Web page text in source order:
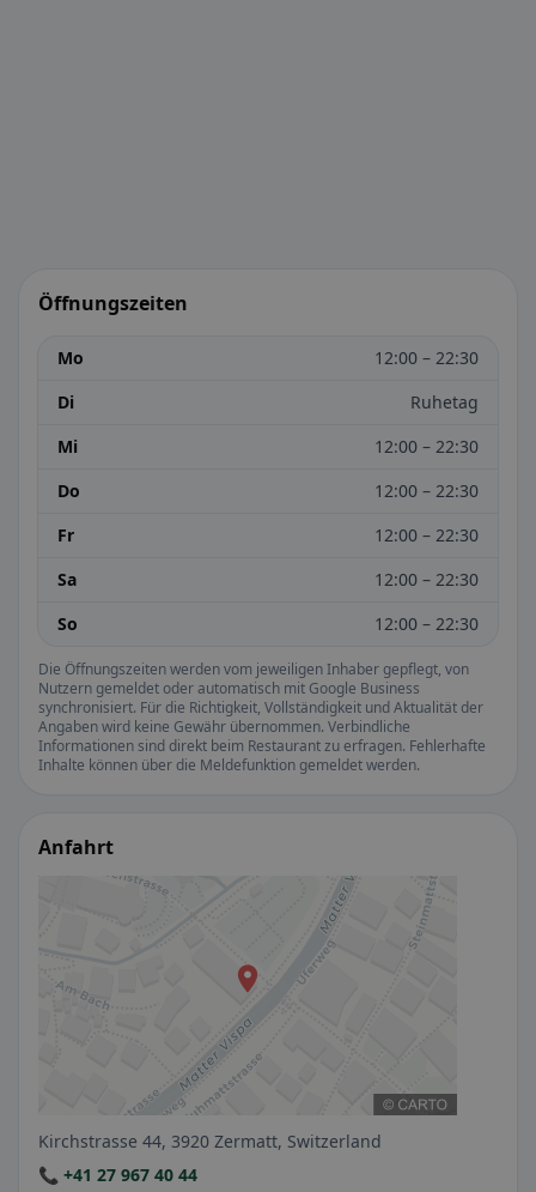
Öffnungszeiten
Mo
12:00 – 22:30
Di
Ruhetag
Mi
12:00 – 22:30
Do
12:00 – 22:30
Fr
12:00 – 22:30
Sa
12:00 – 22:30
So
12:00 – 22:30
Die Öffnungszeiten werden vom jeweiligen Inhaber gepflegt, von
Nutzern gemeldet oder automatisch mit Google Business
synchronisiert. Für die Richtigkeit, Vollständigkeit und Aktualität der
Angaben wird keine Gewähr übernommen. Verbindliche
Informationen sind direkt beim Restaurant zu erfragen. Fehlerhafte
Inhalte können über die Meldefunktion gemeldet werden.
Anfahrt
Kirchstrasse 44, 3920 Zermatt, Switzerland
📞 +41 27 967 40 44